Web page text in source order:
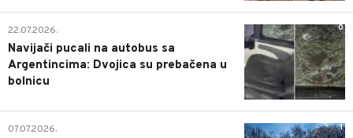
0
22.07.2026.
Navijači pucali na autobus sa
Argentincima: Dvojica su prebačena u
bolnicu
1
07.07.2026.